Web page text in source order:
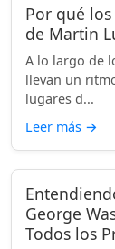
Por qué
de Martin
A lo largo de
llevan un
lugares d...
Leer más →
George
Todos los